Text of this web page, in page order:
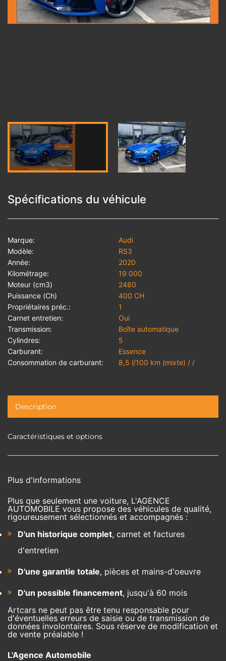
Spécifications du véhicule
Marque:
Audi
Modèle:
RS3
Année:
2020
Kilométrage:
19 000
Moteur (cm3)
2480
Puissance (Ch)
400 CH
Propriétaires préc.:
1
Carnet entretien:
Oui
Transmission:
Boîte automatique
Cylindres:
5
Carburant:
Essence
Consommation de carburant:
8,5 l/100 km (mixte) / /
Description
Caractéristiques et options
Plus d'informations
Plus que seulement une voiture, L'AGENCE
AUTOMOBILE vous propose des véhicules de qualité,
rigoureusement sélectionnés et accompagnés :
D'un historique complet, carnet et factures
d'entretien
D'une garantie totale, pièces et mains-d'oeuvre
D'un possible financement, jusqu'à 60 mois
Artcars ne peut pas être tenu responsable pour
d'éventuelles erreurs de saisie ou de transmission de
données involontaires. Sous réserve de modification et
de vente préalable !
L'Agence Automobile